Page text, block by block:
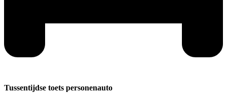
Tussentijdse toets personenauto